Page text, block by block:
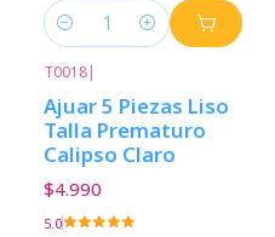
Cantidad
T0018|
Ajuar 5 Piezas Liso
Talla Prematuro
Calipso Claro
$4.990
5.0